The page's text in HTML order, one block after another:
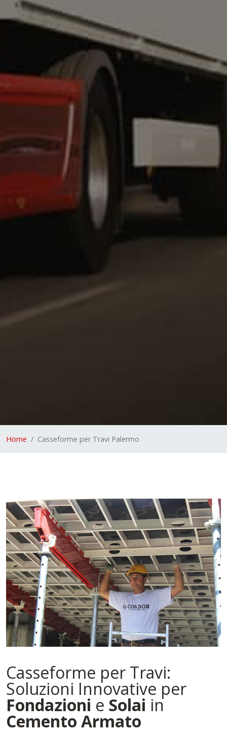
Home Casseforme per Travi Palermo
Casseforme per Travi:
Soluzioni Innovative per
Fondazioni e Solai in
Cemento Armato